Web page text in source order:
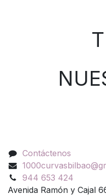
TU
Contáctenos
944 653 424
Avenida Ramón y Cajal